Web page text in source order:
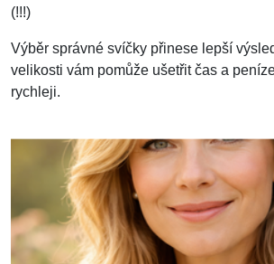
(!!!)
Výběr správné svíčky přinese lepší
velikosti vám pomůže ušetřit čas a
rychleji.